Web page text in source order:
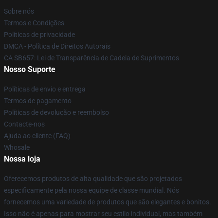
Sobre nós
Termos e Condições
Políticas de privacidade
DMCA - Política de Direitos Autorais
CA SB657: Lei de Transparência de Cadeia de Suprimentos
Nosso Suporte
Políticas de envio e entrega
Termos de pagamento
Políticas de devolução e reembolso
Contacte-nos
Ajuda ao cliente (FAQ)
Whosale
Nossa loja
Oferecemos produtos de alta qualidade que são projetados
especificamente pela nossa equipe de classe mundial. Nós
fornecemos uma variedade de produtos que são elegantes e bonitos.
Isso não é apenas para mostrar seu estilo individual, mas também